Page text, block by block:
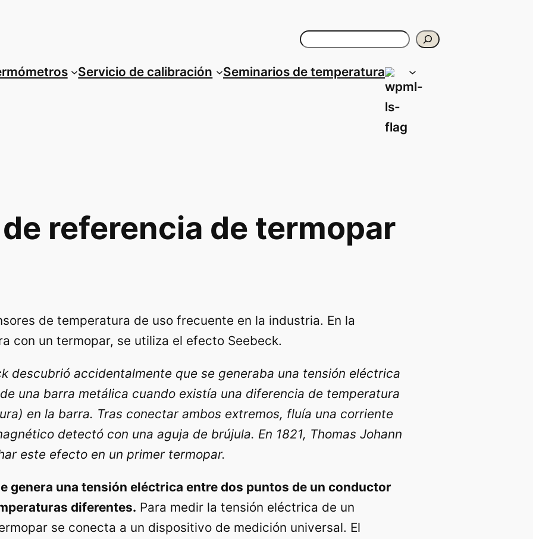
Buscar
Servicio de calibración Seminarios de temperatura
referencia de termopar
de temperatura de uso frecuente en la industria. En la
con un termopar, se utiliza el efecto Seebeck.
descubrió accidentalmente que se generaba una tensión eléctrica
una barra metálica cuando existía una diferencia de temperatura
en la barra. Tras conectar ambos extremos, fluía una corriente
detectó con una aguja de brújula. En 1821, Thomas Johann
este efecto en un primer termopar.
genera una tensión eléctrica entre dos puntos de un conductor
diferentes. Para medir la tensión eléctrica de un
se conecta a un dispositivo de medición universal. El